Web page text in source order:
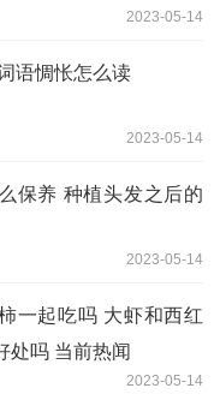
2023-05-14
语惆怅怎么读
2023-05-14
保养 种植头发之后的
2023-05-14
一起吃吗 大虾和西红
处吗 当前热闻
2023-05-14